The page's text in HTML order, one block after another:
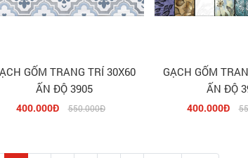
GỐM TRANG TRÍ 30X60
ẤN ĐỘ 3905
400.000Đ 550.000Đ
GẠCH GỐM
ẤN ĐỘ
400.000Đ